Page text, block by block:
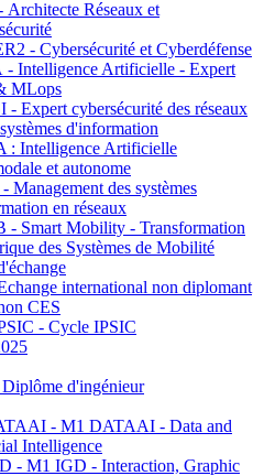
Architecte Réseaux et
- Cybersécurité et Cyberdéfense
- Intelligence Artificielle - Expert
MLops
- Expert cybersécurité des réseaux
d'information
: Intelligence Artificielle
et autonome
Management des systèmes
en réseaux
- Smart Mobility - Transformation
des Systèmes de Mobilité
international non diplomant
CES
- Cycle IPSIC
d'ingénieur
- M1 DATAAI - Data and
Intelligence
- M1 IGD - Interaction, Graphic